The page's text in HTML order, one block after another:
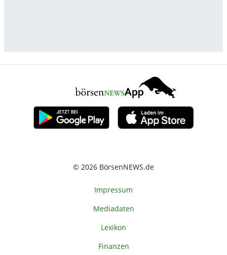
© 2026 BörsenNEWS.de
Impressum
Mediadaten
Lexikon
Finanzen